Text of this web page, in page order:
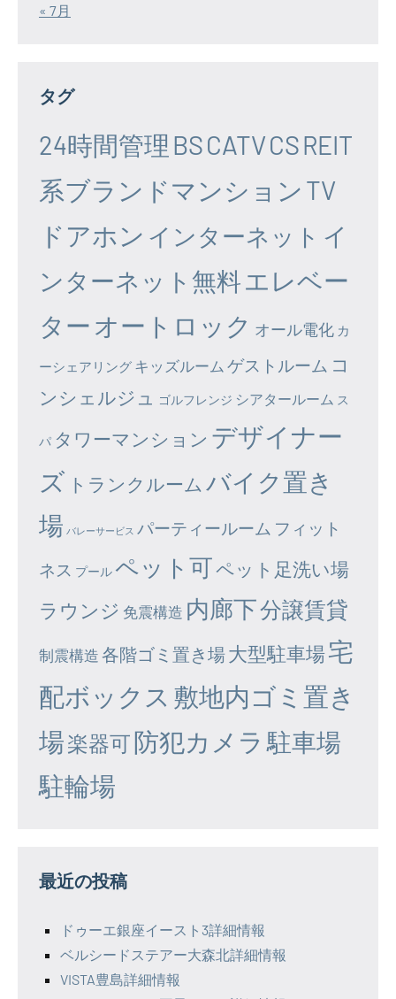
« 7月
タグ
24時間管理 BSCATVCSREIT
系ブランドマンション TV
ドアホン インターネット イ
ンターネット無料エレベー
ター オートロック オール電化 カ
ーシェアリング キッズルーム ゲストルーム コ
ンシェルジュ
ゴルフレンジ シアタールーム ス
パ タワーマンション デザイナー
ズ トランクルーム バイク置き
場 バレーサービス パーティールーム フィット
ネス プール ペット可ペット足洗い場
ラウンジ 免震構造 内廊下分譲賃貸
制震構造 各階ゴミ置き場大型駐車場宅
配ボックス 敷地内ゴミ置き
場楽器可防犯カメラ 駐車場
駐輪場
最近の投稿
ドゥーエ銀座イースト3詳細情報
ベルシードステアー大森北詳細情報
VISTA豊島詳細情報